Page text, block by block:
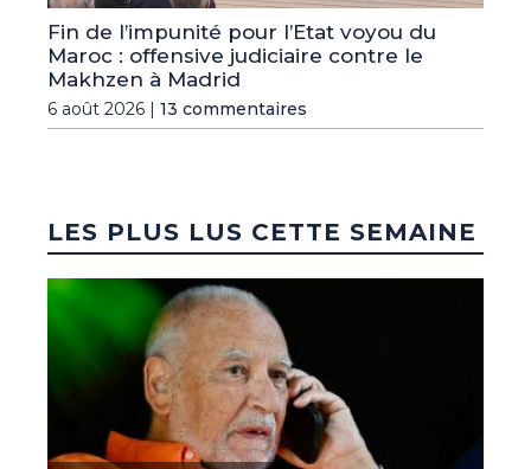
Fin de l’impunité pour l’Etat voyou du
Maroc : offensive judiciaire contre le
Makhzen à Madrid
6 août 2026 | 13 commentaires
LES PLUS LUS CETTE SEMAINE